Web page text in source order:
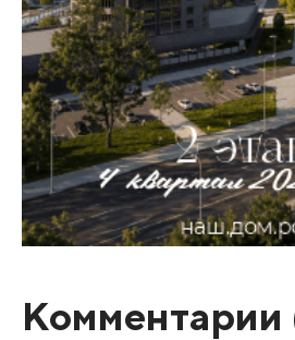
Комментарии